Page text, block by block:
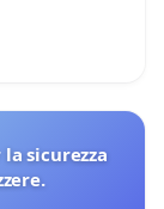
sicurezza